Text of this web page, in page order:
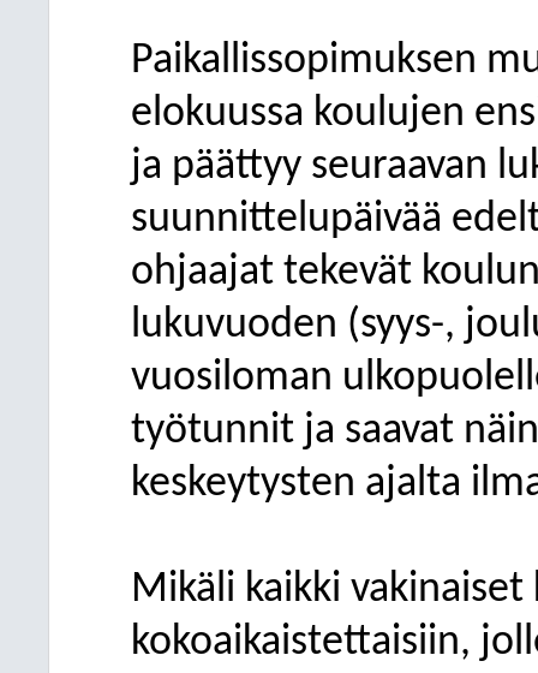
Paikallissopimuksen
elokuussa koulujen
ja päättyy seuraavan
suunnittelupäivää
ohjaajat tekevät
lukuvuoden (syys-,
vuosiloman
työtunnit ja saavat
keskeytysten ajalta
Mikäli kaikki
kokoaikaistettaisiin,